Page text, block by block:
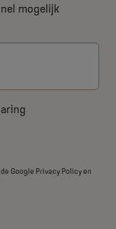
mogelijk
Google Privacy Policyen